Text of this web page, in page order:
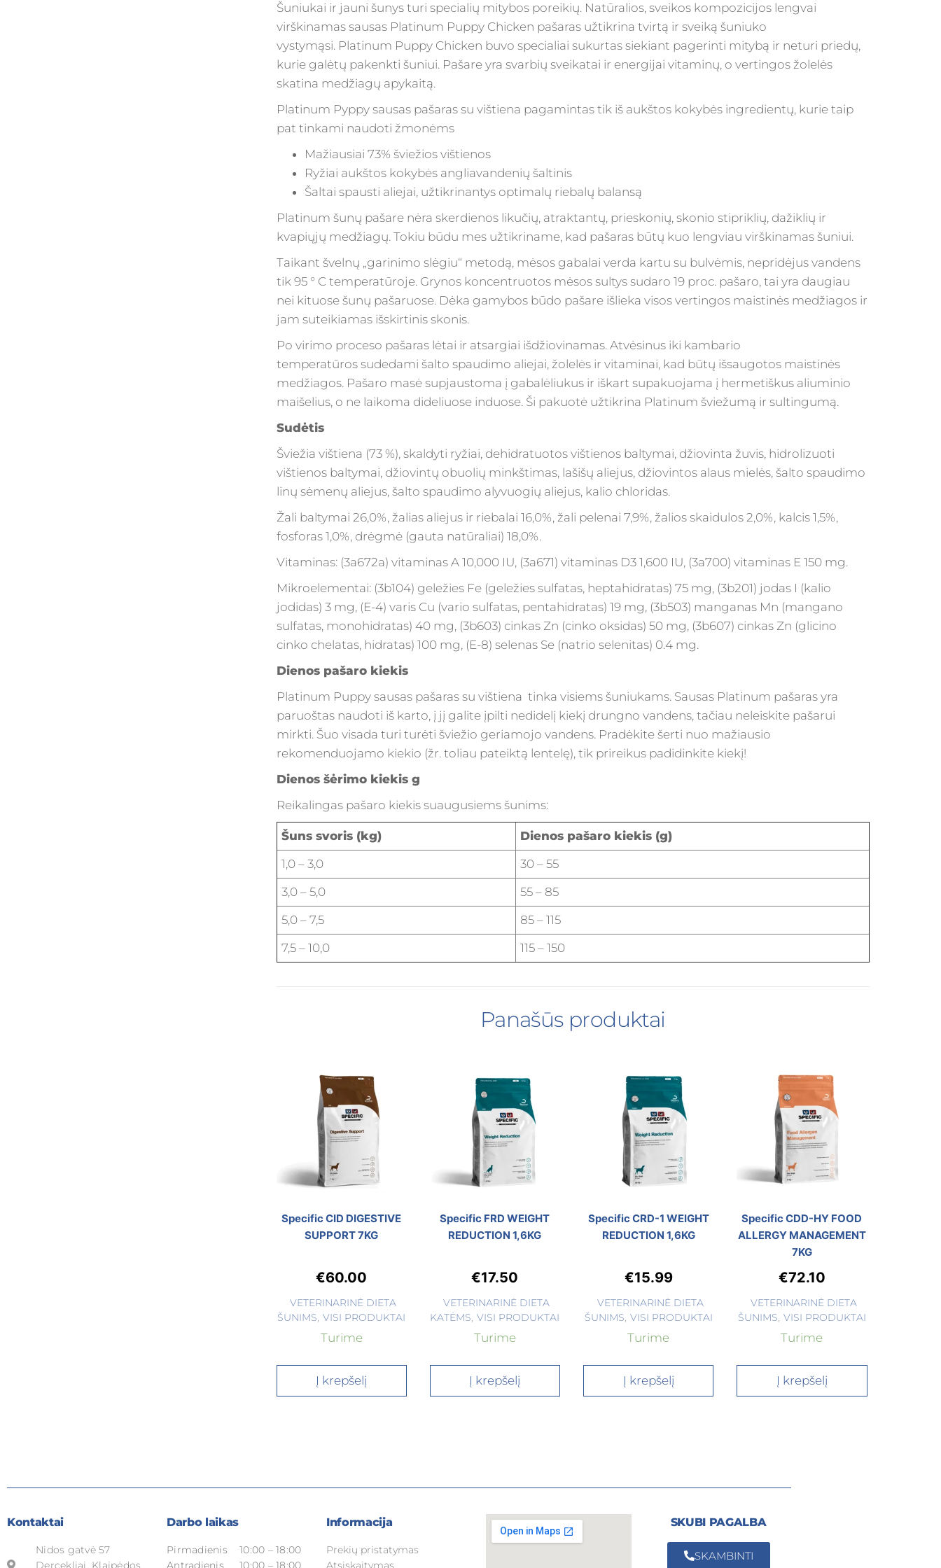
Šuniukai ir jauni šunys turi specialių mitybos poreikių. Natūralios, sveikos kompozicijos lengvai
virškinamas sausas Platinum Puppy Chicken pašaras užtikrina tvirtą ir sveiką šuniuko
vystymąsi. Platinum Puppy Chicken buvo specialiai sukurtas siekiant pagerinti mitybą ir neturi priedų,
kurie galėtų pakenkti šuniui. Pašare yra svarbių sveikatai ir energijai vitaminų, o vertingos žolelės
skatina medžiagų apykaitą.
Platinum Pyppy sausas pašaras su vištiena pagamintas tik iš aukštos kokybės ingredientų, kurie taip
pat tinkami naudoti žmonėms
Mažiausiai 73% šviežios vištienos
Ryžiai aukštos kokybės angliavandenių šaltinis
Šaltai spausti aliejai, užtikrinantys optimalų riebalų balansą
Platinum šunų pašare nėra skerdienos likučių, atraktantų, prieskonių, skonio stipriklių, dažiklių ir
kvapiųjų medžiagų. Tokiu būdu mes užtikriname, kad pašaras būtų kuo lengviau virškinamas šuniui.
Taikant švelnų „garinimo slėgiu“ metodą, mėsos gabalai verda kartu su bulvėmis, nepridėjus vandens
tik 95 ° C temperatūroje. Grynos koncentruotos mėsos sultys sudaro 19 proc. pašaro, tai yra daugiau
nei kituose šunų pašaruose. Dėka gamybos būdo pašare išlieka visos vertingos maistinės medžiagos ir
jam suteikiamas išskirtinis skonis.
Po virimo proceso pašaras lėtai ir atsargiai išdžiovinamas. Atvėsinus iki kambario
temperatūros sudedami šalto spaudimo aliejai, žolelės ir vitaminai, kad būtų išsaugotos maistinės
medžiagos. Pašaro masė supjaustoma į gabalėliukus ir iškart supakuojama į hermetiškus aliuminio
maišelius, o ne laikoma dideliuose induose. Ši pakuotė užtikrina Platinum šviežumą ir sultingumą.
Sudėtis
Šviežia vištiena (73 %), skaldyti ryžiai, dehidratuotos vištienos baltymai, džiovinta žuvis, hidrolizuoti
vištienos baltymai, džiovintų obuolių minkštimas, lašišų aliejus, džiovintos alaus mielės, šalto spaudimo
linų sėmenų aliejus, šalto spaudimo alyvuogių aliejus, kalio chloridas.
Žali baltymai 26,0%, žalias aliejus ir riebalai 16,0%, žali pelenai 7,9%, žalios skaidulos 2,0%, kalcis 1,5%,
fosforas 1,0%, drėgmė (gauta natūraliai) 18,0%.
Vitaminas: (3a672a) vitaminas A 10,000 IU, (3a671) vitaminas D3 1,600 IU, (3a700) vitaminas E 150 mg.
Mikroelementai: (3b104) geležies Fe (geležies sulfatas, heptahidratas) 75 mg, (3b201) jodas I (kalio
jodidas) 3 mg, (E-4) varis Cu (vario sulfatas, pentahidratas) 19 mg, (3b503) manganas Mn (mangano
sulfatas, monohidratas) 40 mg, (3b603) cinkas Zn (cinko oksidas) 50 mg, (3b607) cinkas Zn (glicino
cinko chelatas, hidratas) 100 mg, (E-8) selenas Se (natrio selenitas) 0.4 mg.
Dienos pašaro kiekis
Platinum Puppy sausas pašaras su vištiena tinka visiems šuniukams. Sausas Platinum pašaras yra
paruoštas naudoti iš karto, į jį galite įpilti nedidelį kiekį drungno vandens, tačiau neleiskite pašarui
mirkti. Šuo visada turi turėti šviežio geriamojo vandens. Pradėkite šerti nuo mažiausio
rekomenduojamo kiekio (žr. toliau pateiktą lentelę), tik prireikus padidinkite kiekį!
Dienos šėrimo kiekis g
Reikalingas pašaro kiekis suaugusiems šunims:
Šuns svoris (kg)
Dienos pašaro kiekis (g)
1,0 – 3,0
30 – 55
3,0 – 5,0
55 – 85
5,0 – 7,5
85 – 115
7,5 – 10,0
115 – 150
Panašūs produktai
Specific CID DIGESTIVE
SUPPORT 7KG
€60.00
VETERINARINĖ DIETA
ŠUNIMS, VISI PRODUKTAI
Turime
Į krepšelį
Specific FRD WEIGHT
REDUCTION 1,6KG
€17.50
VETERINARINĖ DIETA
KATĖMS, VISI PRODUKTAI
Turime
Į krepšelį
Specific CRD-1 WEIGHT
REDUCTION 1,6KG
€15.99
VETERINARINĖ DIETA
ŠUNIMS, VISI PRODUKTAI
Turime
Į krepšelį
Specific CDD-HY FOOD
ALLERGY MANAGEMENT
7KG
€72.10
VETERINARINĖ DIETA
ŠUNIMS, VISI PRODUKTAI
Turime
Į krepšelį
Kontaktai
Nidos gatvė 57
Dercekliai, Klaipėdos
Darbo laikas
Pirmadienis
Antradienis
10:00 – 18:00
10:00 – 18:00
Informacija
Prekių pristatymas
Atsiskaitymas
SKUBI PAGALBA
SKAMBINTI